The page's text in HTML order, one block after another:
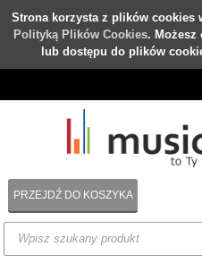
Strona korzysta z plików cookies
Polityką Plików Cookies. Możesz
lub dostępu do plików
PRZEJDŹ DO KOSZYKA